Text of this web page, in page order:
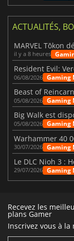
ACTUALITÉS,
il y a 8 heures
06/08/2026 Gaming
05/08/2026 Gaming
05/08/2026 Gaming
30/07/2026 Gaming
29/07/2026 Gaming
Recevez les
plans Gamer
Inscrivez vous à la